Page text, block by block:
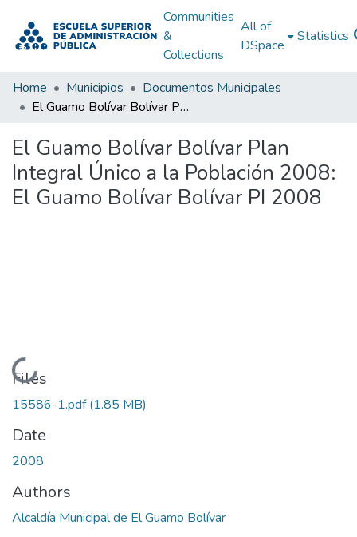
Communities
&
Collections
All of
DSpace
Statistics
Home Municipios
Documentos Municipales
El Guamo Bolívar Bolívar Plan Integral Único a la Población 2008: El Guamo Bolívar Bolívar PI 2008
El Guamo Bolívar Bolívar Plan
Integral Único a la Población 2008:
El Guamo Bolívar Bolívar PI 2008
Loading...
Files
15586-1.pdf(1.85 MB)
Date
2008
Authors
Alcaldía Municipal de El Guamo Bolívar